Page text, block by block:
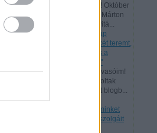
Andreas:
Tisztelt Látogatóim! Október
a reformáció hónapja. Luther Márton
506 évvel ezelőtt bocsátotta vitá...
(2023.10.02. 22:41
- Vasárnap
[2023.10.01.] "Az igazság békét teremt,
és az igazság a nyugalmat és a
biztonságot szolgálja örökké!"
Andreas:Tisztelt hűséges Olvasóim!
Augusztus 10-től 21-ig nem voltak
elérhetőek a naponta feltöltött blogb...
(2023.08.21. 22:46
[2023.08.21.] "Úgy tekintsen minket
minden ember, mint Krisztus szolgáit